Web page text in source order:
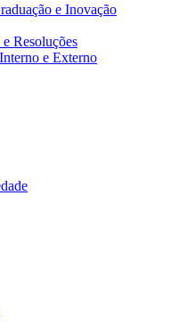
e Inovação
Resoluções
e Externo